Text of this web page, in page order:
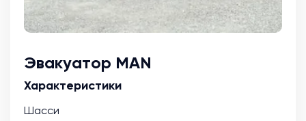
Эвакуатор MAN
Характеристики
Шасси